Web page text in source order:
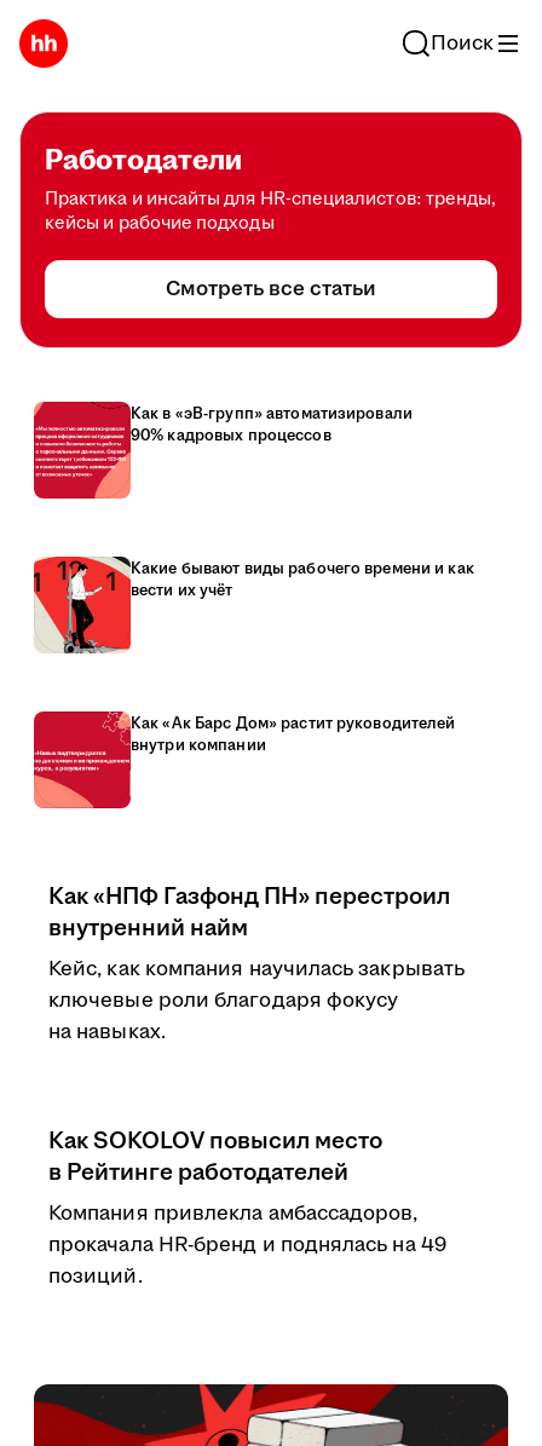
Поиск
Работодатели
Практика и инсайты для HR-специалистов: тренды,
кейсы и рабочие подходы
Смотреть все статьи
Как в «эВ-групп» автоматизировали
90% кадровых процессов
Какие бывают виды рабочего времени и как
вести их учёт
Как «Ак Барс Дом» растит руководителей
внутри компании
Как «НПФ Газфонд ПН» перестроил
внутренний найм
Кейс, как компания научилась закрывать
ключевые роли благодаря фокусу
на навыках.
Как SOKOLOV повысил место
в Рейтинге работодателей
Компания привлекла амбассадоров,
прокачала HR-бренд и поднялась на 49
позиций.